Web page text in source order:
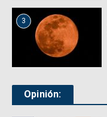
3
Opinión: